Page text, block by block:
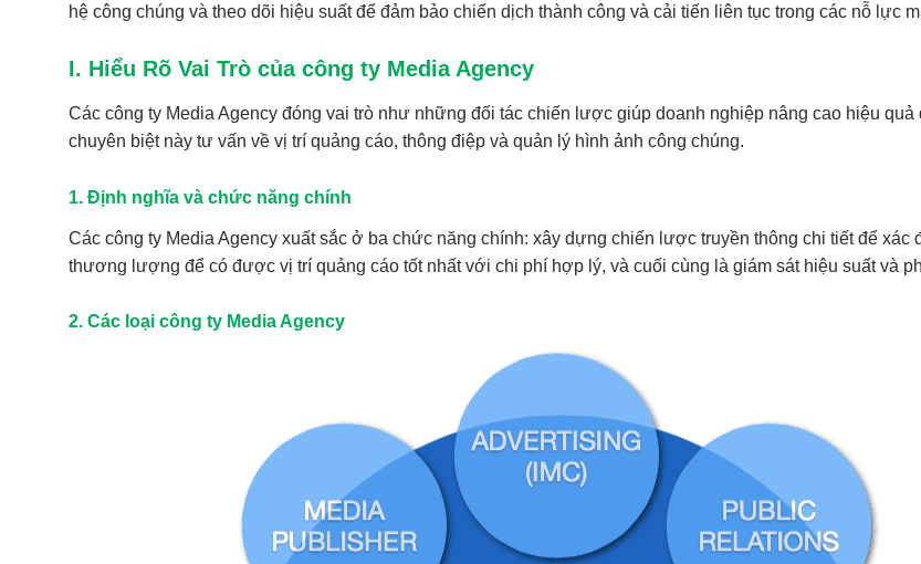
hệ công chúng và theo dõi hiệu suất để đảm bảo chiến dịch thành công và cải tiến liên tục trong các nỗ lực
I. Hiểu Rõ Vai Trò của công ty Media Agency
Các công ty Media Agency đóng vai trò như những đối tác chiến lược giúp doanh nghiệp nâng cao hiệu
chuyên biệt này tư vấn về vị trí quảng cáo, thông điệp và quản lý hình ảnh công chúng.
1. Định nghĩa và chức năng chính
Các công ty Media Agency xuất sắc ở ba chức năng chính: xây dựng chiến lược truyền thông chi tiết để xác
thương lượng để có được vị trí quảng cáo tốt nhất với chi phí hợp lý, và cuối cùng là giám sát hiệu suất và
2. Các loại công ty Media Agency